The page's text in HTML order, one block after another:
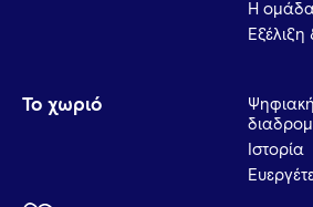
Η
Το χωριό
Ψηφιακή
Ιστορία